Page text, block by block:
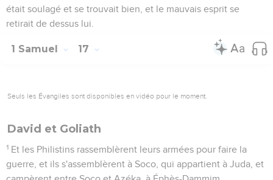
était soulagé et se trouvait bien, et le mauvais esprit se
retirait de dessus lui.
1 Samuel 17
Seuls les Évangiles sont disponibles en vidéo pour le moment.
David et Goliath
1 Et les Philistins rassemblèrent leurs armées pour faire la
guerre, et ils s'assemblèrent à Soco, qui appartient à Juda, et